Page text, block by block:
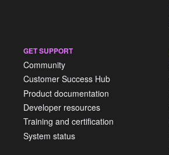
GET SUPPORT
Community
Customer Success Hub
Product documentation
Developer resources
Training and certification
System status